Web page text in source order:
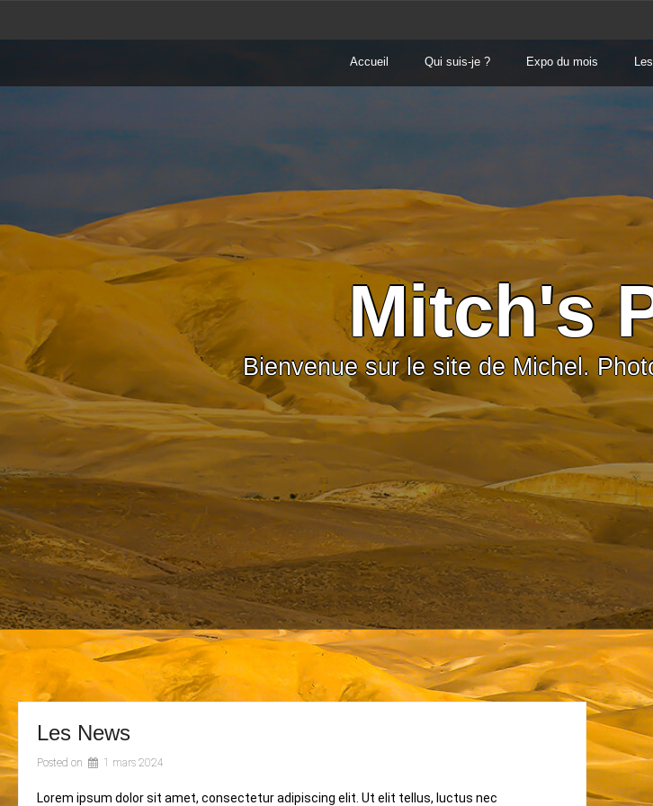
content
Accueil Qui suis-je ? Expo du mois
Mitch's
Bienvenue sur le site de Michel.
Les News
Posted on 1 mars 2024
Lorem ipsum dolor sit amet, consectetur adipiscing elit. Ut elit tellus, luctus nec